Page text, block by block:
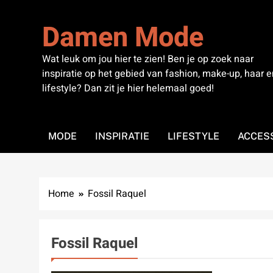
Damen Mode
Wat leuk om jou hier te zien! Ben je op zoek naar
inspiratie op het gebied van fashion, make-up, haar
lifestyle? Dan zit je hier helemaal goed!
MODE INSPIRATIE LIFESTYLE
Home Fossil Raquel
Fossil Raquel